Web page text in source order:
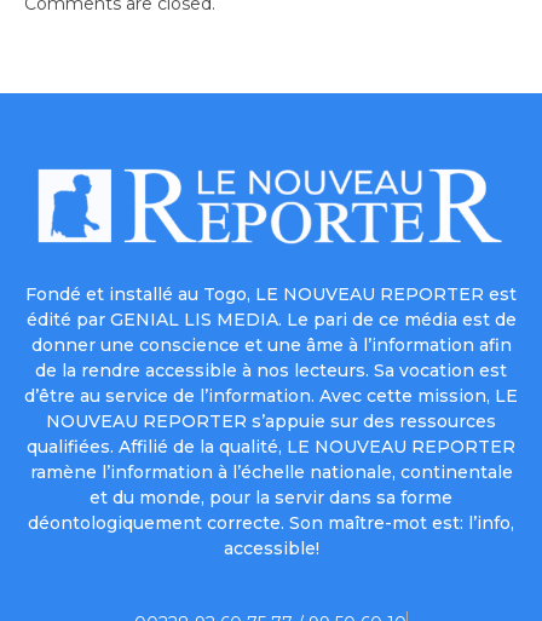
Fondé et installé au Togo, LE NOUVEAU REPORTER est
édité par GENIAL LIS MEDIA. Le pari de ce média est de
donner une conscience et une âme à l’information afin
de la rendre accessible à nos lecteurs. Sa vocation est
d’être au service de l’information. Avec cette mission, LE
NOUVEAU REPORTER s’appuie sur des ressources
qualifiées. Affilié de la qualité, LE NOUVEAU REPORTER
ramène l’information à l’échelle nationale, continentale
et du monde, pour la servir dans sa forme
déontologiquement correcte. Son maître-mot est: l’info,
accessible!